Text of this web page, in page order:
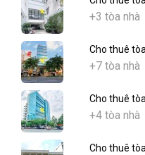
+3 tòa nhà
Cho thuê
+7 tòa nhà
Cho thuê
+4 tòa nhà
Cho thuê